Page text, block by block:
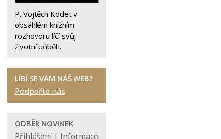
P. Vojtěch Kodet v
obsáhlém knižním
rozhovoru líčí svůj
životní příběh.
LÍBÍ SE VÁM NÁŠ WEB?
Podpořte nás
ODBĚR NOVINEK
Přihlášení| Informace